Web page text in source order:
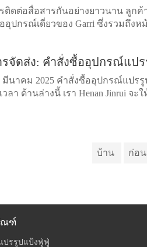
ติดต่อสื่อสารกันอย่างยาวนาน ลูกค้
อุปกรณ์เดี่ยวของ Garri ซึ่งรวมถึงห
รจัดส่ง: คำสั่งซื้ออุปกรณ์แป
มีนาคม 2025 คำสั่งซื้ออุปกรณ์แปร
วลา ด้านล่างนี้ เรา Henan Jinrui
บ้าน ก่อน
ณฑ์
ปรรูปแป้งฟู่ฟู่